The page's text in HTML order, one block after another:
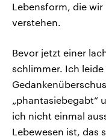
Lebensform, die
verstehen.
Bevor jetzt einer
schlimmer. Ich
„phantasiebegabt“
ich nicht einmal
Lebewesen ist, das